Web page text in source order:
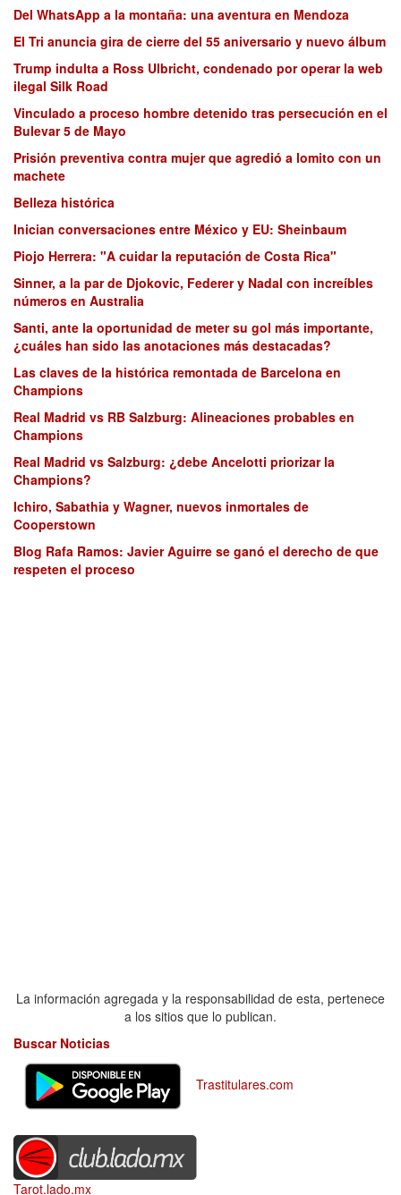
Del WhatsApp a la montaña: una aventura en Mendoza
El Tri anuncia gira de cierre del 55 aniversario y nuevo álbum
Trump indulta a Ross Ulbricht, condenado por operar la web
ilegal Silk Road
Vinculado a proceso hombre detenido tras persecución en el
Bulevar 5 de Mayo
Prisión preventiva contra mujer que agredió a lomito con un
machete
Belleza histórica
Inician conversaciones entre México y EU: Sheinbaum
Piojo Herrera: "A cuidar la reputación de Costa Rica"
Sinner, a la par de Djokovic, Federer y Nadal con increíbles
números en Australia
Santi, ante la oportunidad de meter su gol más importante,
¿cuáles han sido las anotaciones más destacadas?
Las claves de la histórica remontada de Barcelona en
Champions
Real Madrid vs RB Salzburg: Alineaciones probables en
Champions
Real Madrid vs Salzburg: ¿debe Ancelotti priorizar la
Champions?
Ichiro, Sabathia y Wagner, nuevos inmortales de
Cooperstown
Blog Rafa Ramos: Javier Aguirre se ganó el derecho de que
respeten el proceso
La información agregada y la responsabilidad de esta, pertenece
a los sitios que lo publican.
Buscar Noticias
Trastitulares.com
Tarot.lado.mx